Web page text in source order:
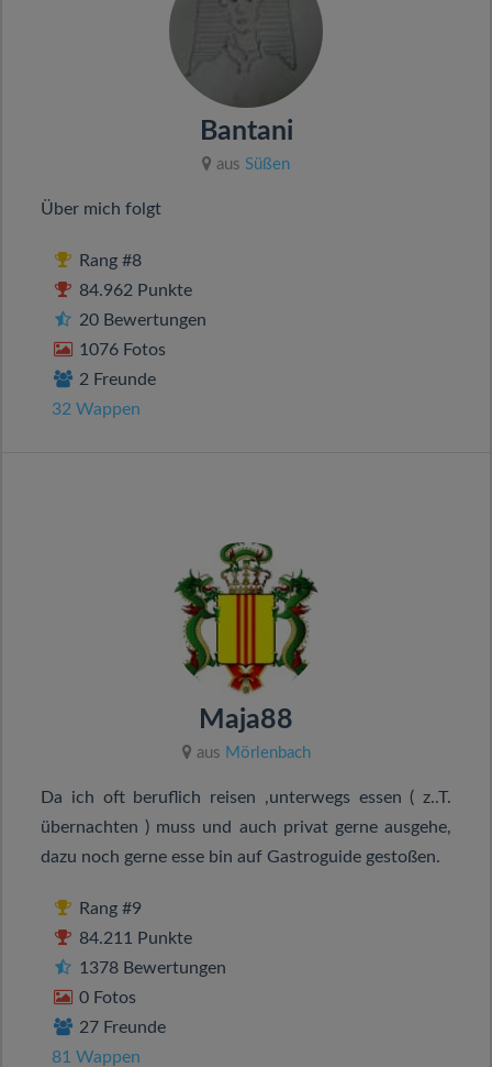
Bantani
aus Süßen
Über mich folgt
Rang #8
84.962 Punkte
20 Bewertungen
1076 Fotos
2 Freunde
32 Wappen
Maja88
aus Mörlenbach
Da ich oft beruflich reisen ,unterwegs essen ( z..T.
übernachten ) muss und auch privat gerne ausgehe,
dazu noch gerne esse bin auf Gastroguide gestoßen.
Rang #9
84.211 Punkte
1378 Bewertungen
0 Fotos
27 Freunde
81 Wappen